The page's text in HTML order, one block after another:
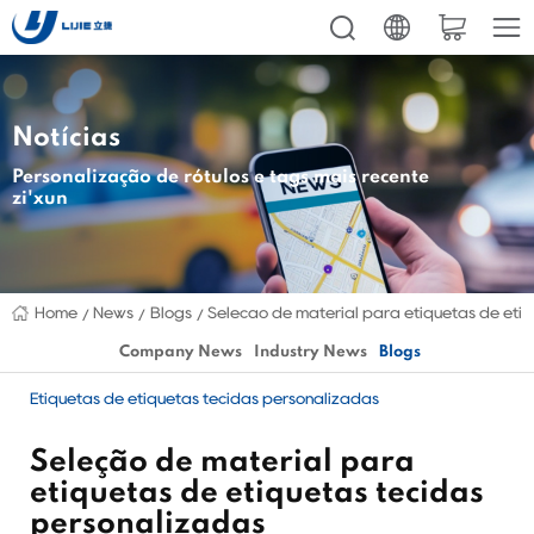
Notícias
Personalização de rótulos e tags mais recente
zi'xun
Home News Blogs Seleção de material para etiquetas de
Company News Industry News Blogs
Etiquetas de etiquetas tecidas personalizadas
Seleção de material para
etiquetas de etiquetas tecidas
personalizadas